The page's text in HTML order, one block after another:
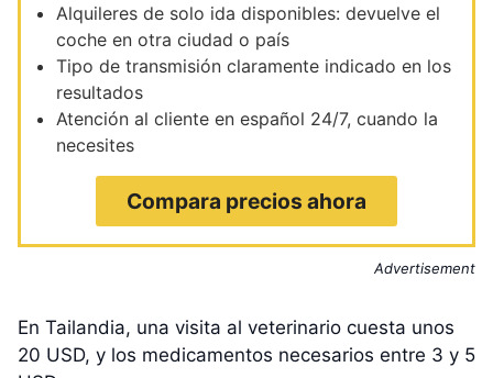
Alquileres de solo ida disponibles: devuelve el
coche en otra ciudad o país
Tipo de transmisión claramente indicado en los
resultados
Atención al cliente en español 24/7, cuando la
necesites
Compara precios ahora
Advertisement
En Tailandia, una visita al veterinario cuesta unos
20 USD, y los medicamentos necesarios entre 3 y 5